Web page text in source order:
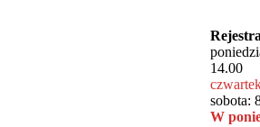
14.00
sobota:
W